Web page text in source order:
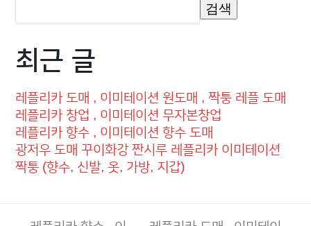
검색
최근 글
레플리카 도매 , 이미테이션 원도매 , 짝퉁 레플 도매
레플리카 창업 , 이미테이션 무자본창업
레플리카 향수 , 이미테이션 향수 도매
광저우 도매 꾸이화강 짠시루 레플리카 이미테이션
짝퉁 (향수, 신발, 옷, 가방, 지갑)